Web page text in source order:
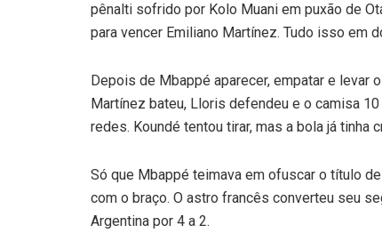
pênalti sofrido por Kolo Muani em puxão de
para vencer Emiliano Martínez. Tudo isso em
Depois de Mbappé aparecer, empatar e levar
Martínez bateu, Lloris defendeu e o camisa
redes. Koundé tentou tirar, mas a bola já tinha
Só que Mbappé teimava em ofuscar o título
com o braço. O astro francês converteu seu
Argentina por 4 a 2.